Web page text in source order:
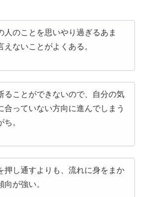
人のことを思いやり過ぎるあま
えないことがよくある。
ることができないので、自分の気
合っていない方向に進んでしまう
。
押し通すよりも、流れに身をまか
向が強い。